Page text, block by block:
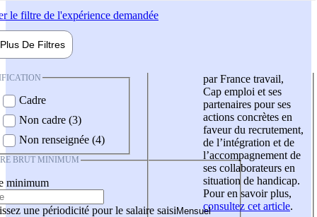
le filtre de l'expérience demandée
Plus De Filtres
Cadre
Non cadre (3)
Non renseignée (4)
BRUT MINIMUM
minimum
une périodicité pour le salaire saisi
par France travail,
Cap emploi et ses
partenaires pour ses
actions concrètes en
faveur du recrutement,
de l’intégration et de
l’accompagnement de
ses collaborateurs en
situation de handicap.
Pour en savoir plus,
consultez cet article.